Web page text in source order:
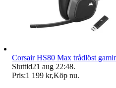
Corsair HS80 Max trådlöst
Sluttid21 aug 22:48.
Pris:1 199 kr,Köp nu.